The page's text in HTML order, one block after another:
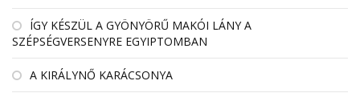
ÍGY KÉSZÜL A GYÖNYÖRŰ MAKÓI LÁNY A
SZÉPSÉGVERSENYRE EGYIPTOMBAN
A KIRÁLYNŐ KARÁCSONYA